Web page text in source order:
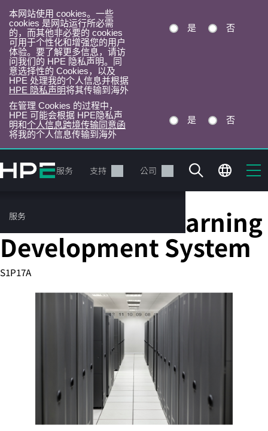
本网站使用 cookies。一些
cookies 是网站运行所必需
的，而其他非必要的 cookies
可用于个性化和增强您的用户
体验。要了解更多信息，请访
问我们的 HPE 隐私声明。同
意选择性的 Cookies，以及
HPE 处理我的个人信息并根据
HPE 隐私声明将其传输到海外
是 否
在管理 Cookies 的过程中，
HPE 可能会根据 HPE隐私声
明和个人信息跨境传输同意函
将我的个人信息传输到海外
是 否
转
到
目
录
产品 服务 支持 公司
服务
您的购物车目前是空的
前往 HPE 商店浏览、配置和订购。
立即购买
HPE Machine Learning
Development System
S1P17A